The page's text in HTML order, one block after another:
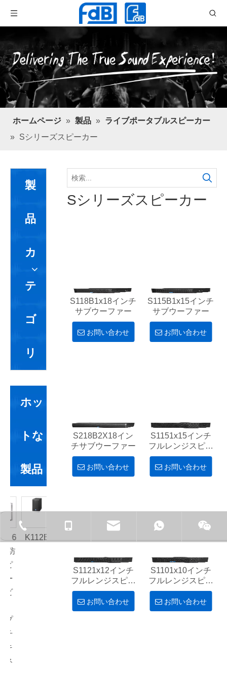
ホームページ » 製品 » ライブポータブルスピーカー
» Sシリーズスピーカー
製
品
カ
テ
ゴ
リ
ホッ
トな
製品
K112B
ンチフ
ルレン
ジ500W
ライン
Sシリーズスピーカー
S118B1x18インチ
サブウーファー
お問い合わせ
S115B1x15インチ
サブウーファー
お問い合わせ
S218B2X18イン
チサブウーファー
お問い合わせ
S1151x15インチ
フルレンジスピー
カーキャビネット
お問い合わせ
S1121x12インチ
フルレンジスピー
カーキャビネット
お問い合わせ
S1101x10インチ
フルレンジスピー
カーキャビネット
お問い合わせ
+ 86-7692781017-826
+ 86-138-